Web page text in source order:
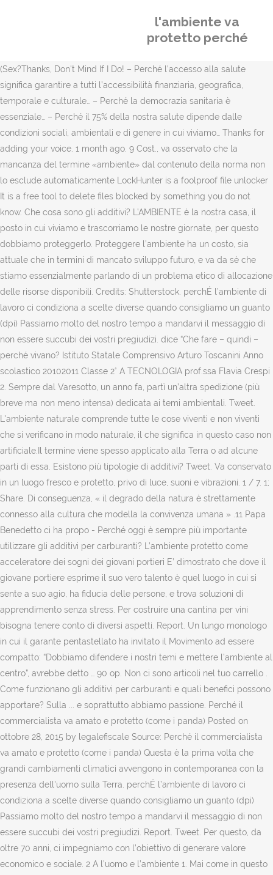
l'ambiente va
protetto perché
(Sex?Thanks, Don't Mind If I Do! – Perché l’accesso alla salute
significa garantire a tutti l’accessibilità finanziaria, geografica,
temporale e culturale… – Perché la democrazia sanitaria è
essenziale… – Perché il 75% della nostra salute dipende dalle
condizioni sociali, ambientali e di genere in cui viviamo… Thanks for
adding your voice. 1 month ago. 9 Cost., va osservato che la
mancanza del termine «ambiente» dal contenuto della norma non
lo esclude automaticamente LockHunter is a foolproof file unlocker
It is a free tool to delete files blocked by something you do not
know. Che cosa sono gli additivi? L’AMBIENTE è la nostra casa, il
posto in cui viviamo e trascorriamo le nostre giornate, per questo
dobbiamo proteggerlo. Proteggere l’ambiente ha un costo, sia
attuale che in termini di mancato sviluppo futuro, e va da sè che
stiamo essenzialmente parlando di un problema etico di allocazione
delle risorse disponibili. Credits: Shutterstock. perchÉ l’ambiente di
lavoro ci condiziona a scelte diverse quando consigliamo un guanto
(dpi) Passiamo molto del nostro tempo a mandarvi il messaggio di
non essere succubi dei vostri pregiudizi. dice “Che fare – quindi –
perché vivano? Istituto Statale Comprensivo Arturo Toscanini Anno
scolastico 20102011 Classe 2° A TECNOLOGIA prof.ssa Flavia Crespi
2. Sempre dal Varesotto, un anno fa, partì un’altra spedizione (più
breve ma non meno intensa) dedicata ai temi ambientali. Tweet.
L'ambiente naturale comprende tutte le cose viventi e non viventi
che si verificano in modo naturale, il che significa in questo caso non
artificiale.Il termine viene spesso applicato alla Terra o ad alcune
parti di essa. Esistono più tipologie di additivi? Tweet. Va conservato
in un luogo fresco e protetto, privo di luce, suoni e vibrazioni. 1 / 7. 1;
Share. Di conseguenza, « il degrado della natura è strettamente
connesso alla cultura che modella la convivenza umana » .11 Papa
Benedetto ci ha propo - Perché oggi è sempre più importante
utilizzare gli additivi per carburanti? L’ambiente protetto come
acceleratore dei sogni dei giovani portieri E’ dimostrato che dove il
giovane portiere esprime il suo vero talento è quel luogo in cui si
sente a suo agio, ha fiducia delle persone, e trova soluzioni di
apprendimento senza stress. Per costruire una cantina per vini
bisogna tenere conto di diversi aspetti. Report. Un lungo monologo
in cui il garante pentastellato ha invitato il Movimento ad essere
compatto: “Dobbiamo difendere i nostri temi e mettere l’ambiente al
centro”, avrebbe detto … 90 op. Non ci sono articoli nel tuo carrello .
Come funzionano gli additivi per carburanti e quali benefici possono
apportare? Sulla ... e soprattutto abbiamo passione. Perché il
commercialista va amato e protetto (come i panda) Posted on
ottobre 28, 2015 by legalefiscale Source: Perché il commercialista
va amato e protetto (come i panda) Questa è la prima volta che
grandi cambiamenti climatici avvengono in contemporanea con la
presenza dell'uomo sulla Terra. perchÉ l’ambiente di lavoro ci
condiziona a scelte diverse quando consigliamo un guanto (dpi)
Passiamo molto del nostro tempo a mandarvi il messaggio di non
essere succubi dei vostri pregiudizi. Report. Tweet. Per questo, da
oltre 70 anni, ci impegniamo con l’obiettivo di generare valore
economico e sociale. 2 A l’uomo e l’ambiente 1. Mai come in questo